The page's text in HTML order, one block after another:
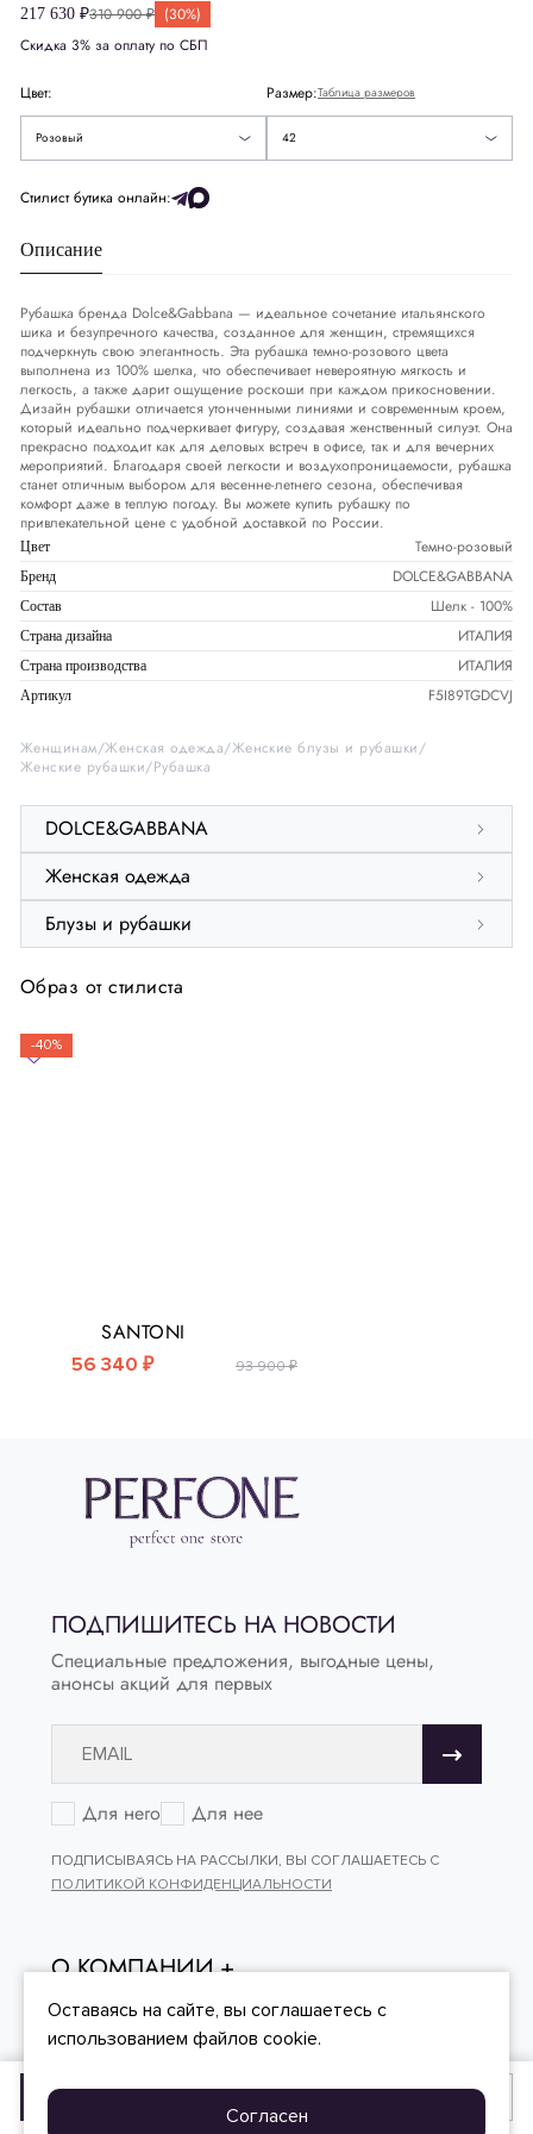
217 630 ₽310 900 ₽ (30%)
Скидка 3% за оплату по СБП
Цвет:
Розовый
Размер:Таблица размеров
42
42
Стилист бутика онлайн:
Описание
Рубашка бренда Dolce&Gabbana — идеальное сочетание итальянского
шика и безупречного качества, созданное для женщин, стремящихся
подчеркнуть свою элегантность. Эта рубашка темно-розового цвета
выполнена из 100% шелка, что обеспечивает невероятную мягкость и
легкость, а также дарит ощущение роскоши при каждом прикосновении.
Дизайн рубашки отличается утонченными линиями и современным кроем,
который идеально подчеркивает фигуру, создавая женственный силуэт. Она
прекрасно подходит как для деловых встреч в офисе, так и для вечерних
мероприятий. Благодаря своей легкости и воздухопроницаемости, рубашка
станет отличным выбором для весенне-летнего сезона, обеспечивая
комфорт даже в теплую погоду. Вы можете купить рубашку по
привлекательной цене с удобной доставкой по России.
Цвет Темно-розовый
Бренд DOLCE&GABBANA
Состав Шелк - 100%
Страна дизайна ИТАЛИЯ
Страна производства ИТАЛИЯ
Артикул F5I89TGDCVJ
Женщинам Женская одежда Женские блузы и рубашки
Женские рубашки Рубашка
DOLCE&GABBANA
Женская одежда
Блузы и рубашки
ЕвропаEU
Деним
СШАUS 6
Обхват груди
Обхват талии СМ 70-73
Обхват бедерСМ
Образ от стилиста
-40%
SANTONI
56 340 ₽ 93 900 ₽
ПОДПИШИТЕСЬ НА НОВОСТИ
Специальные предложения, выгодные цены,
анонсы акций для первых
Для него Для нее
ПОДПИСЫВАЯСЬ НА РАССЫЛКИ, ВЫ СОГЛАШАЕТЕСЬ С
ПОЛИТИКОЙ КОНФИДЕНЦИАЛЬНОСТИ
О КОМПАНИИ
ОНЛАЙН - ПОКУПКИ
КЛИЕНТСКИЙ СЕРВИС
Оставаясь на сайте, вы соглашаетесь с
использованием файлов cookie.
Согласен